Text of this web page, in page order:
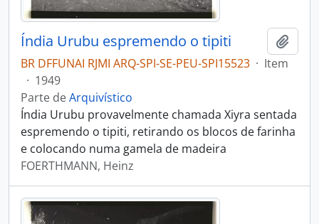
Índia Urubu espremendo o tipiti
BR DFFUNAI RJMI ARQ-SPI-SE-PEU-SPI15523 · Item
· 1949
Parte deArquivístico
Índia Urubu provavelmente chamada Xiyra sentada
espremendo o tipiti, retirando os blocos de farinha
e colocando numa gamela de madeira
FOERTHMANN, Heinz